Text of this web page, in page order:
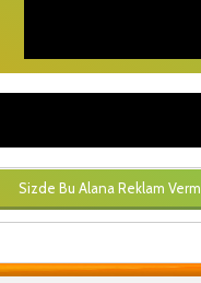
Sizde Bu Alana Reklam